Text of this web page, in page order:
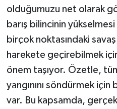
olduğumuzu net olarak
barış bilincinin yükselmesi
birçok noktasındaki savaş
harekete geçirebilmek
önem taşıyor. Özetle,
yangınını söndürmek
var. Bu kapsamda,